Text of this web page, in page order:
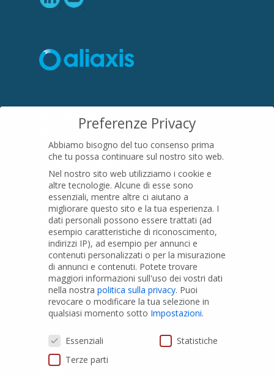
16015 Casella (GE) – Italy
01079200299
PRODOTTI
Tubi PVC
Raccordi PVC
Tubi e Raccordi in PVC-A
Pozzi Artesiani
Preferenze Privacy
Abbiamo bisogno del tuo consenso prima
che tu possa continuare sul nostro sito web.
Nel nostro sito web utilizziamo i cookie e
altre tecnologie. Alcune di esse sono
essenziali, mentre altre ci aiutano a
migliorare questo sito e la tua esperienza. I
dati personali possono essere trattati (ad
esempio caratteristiche di riconoscimento,
indirizzi IP), ad esempio per annunci e
contenuti personalizzati o per la misurazione
di annunci e contenuti. Potete trovare
maggiori informazioni sull'uso dei vostri dati
nella nostra politica sulla privacy. Puoi
revocare o modificare la tua selezione in
qualsiasi momento sotto Impostazioni.
Preferenze Privacy
Essenziali
Statistiche
Terze parti